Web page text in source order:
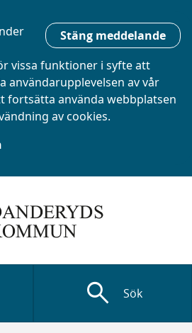
Stäng meddelande
vissa funktioner i syfte att
användarupplevelsen av vår
fortsätta använda webbplatsen
av cookies.
search Sök